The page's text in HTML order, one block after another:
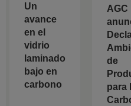
Un
avance
en el
vidrio
laminado
bajo en
carbono
AGC
de
para